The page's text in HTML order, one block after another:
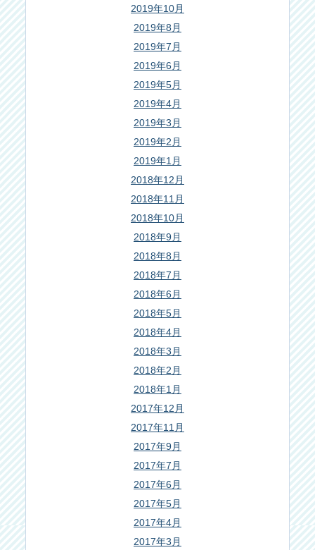
2019年10月
2019年8月
2019年7月
2019年6月
2019年5月
2019年4月
2019年3月
2019年2月
2019年1月
2018年12月
2018年11月
2018年10月
2018年9月
2018年8月
2018年7月
2018年6月
2018年5月
2018年4月
2018年3月
2018年2月
2018年1月
2017年12月
2017年11月
2017年9月
2017年7月
2017年6月
2017年5月
2017年4月
2017年3月